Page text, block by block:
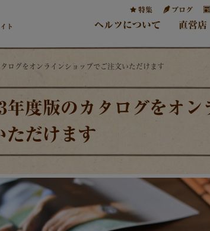
ト
特集 ブログ
ヘルツについて 直営店
ログをオンラインショップでご注文いただけます
年度版のカタログをオ
ただけます